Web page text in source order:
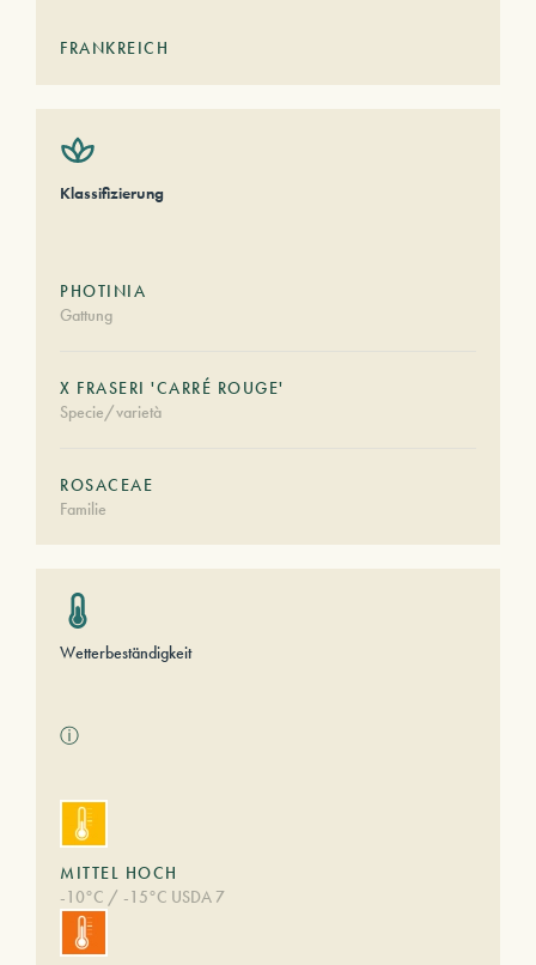
FRANKREICH
Klassifizierung
PHOTINIA
Gattung
X FRASERI 'CARRÉ ROUGE'
Specie/varietà
ROSACEAE
Familie
Wetterbeständigkeit
ⓘ
MITTEL HOCH
-10°C / -15°C USDA 7